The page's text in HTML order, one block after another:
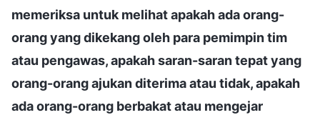
memeriksa untuk melihat apakah ada orang-
orang yang dikekang oleh para pemimpin tim
atau pengawas, apakah saran-saran tepat yang
orang-orang ajukan diterima atau tidak, apakah
ada orang-orang berbakat atau mengejar